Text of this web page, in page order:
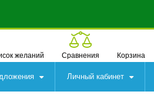
желаний Сравнения Корзина
Личный кабинет